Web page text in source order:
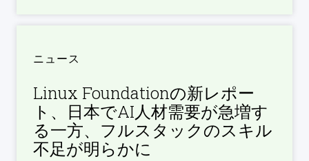
ニュース
Linux Foundationの新レポー
ト、日本でAI人材需要が急増す
る一方、フルスタックのスキル
不足が明らかに